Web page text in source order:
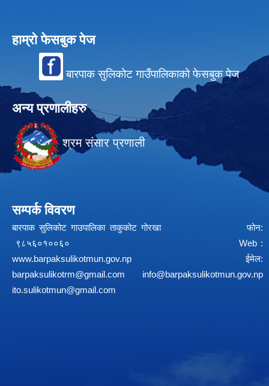
हाम्रो फेसबुक पेज
बारपाक सुलिकोट गाउँपालिकाको फेसबुक पेज
अन्य प्रणालीहरु
श्रम संसार प्रणाली
सम्पर्क विवरण
बारपाक सुलिकोट गाउपालिका ताकुकोट गोरखा फोन:
९८५६०१००६० Web :
www.barpaksulikotmun.gov.np
ईमेल:
barpaksulikotrm@gmail.com
info@barpaksulikotmun.gov.np
ito.sulikotmun@gmail.com